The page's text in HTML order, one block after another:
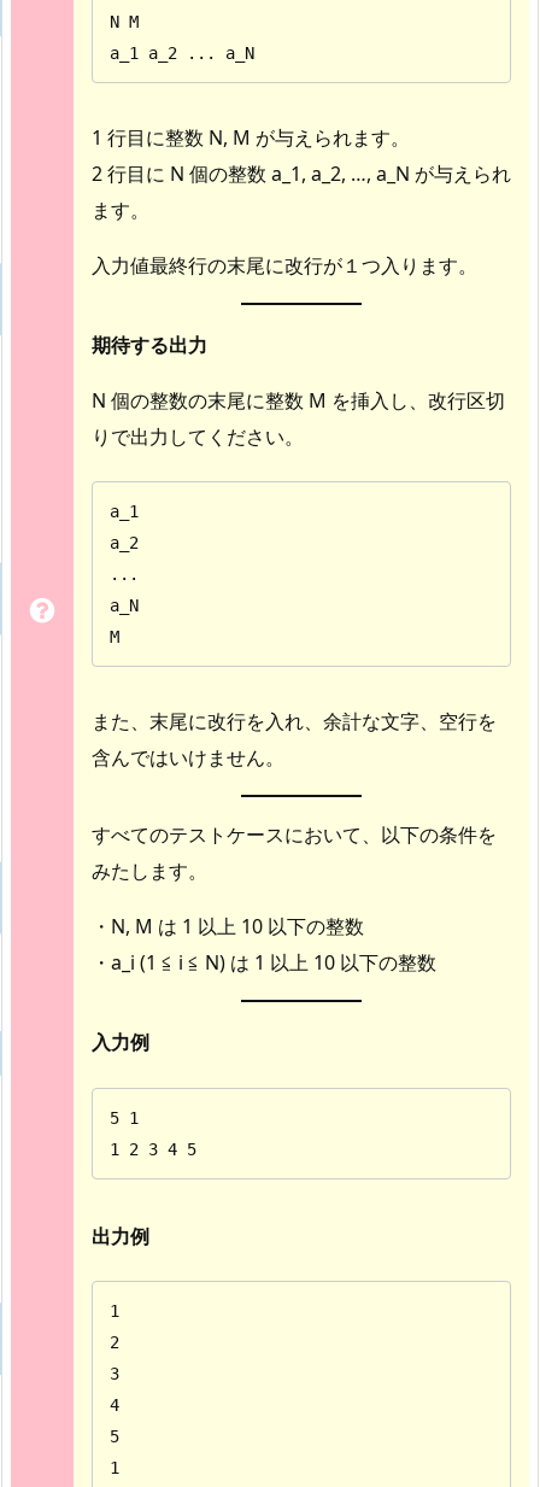
N M
a_1 a_2 ... a_N
1 行目に整数 N, M が与えられます。
2 行目に N 個の整数 a_1, a_2, …, a_N が与えられ
ます。
入力値最終行の末尾に改行が１つ入ります。
期待する出力
N 個の整数の末尾に整数 M を挿入し、改行区切
りで出力してください。
a_1
a_2
...
a_N
M
また、末尾に改行を入れ、余計な文字、空行を
含んではいけません。
すべてのテストケースにおいて、以下の条件を
みたします。
・N, M は 1 以上 10 以下の整数
・a_i (1 ≦ i ≦ N) は 1 以上 10 以下の整数
入力例
5 1
1 2 3 4 5
出力例
1
2
3
4
5
1